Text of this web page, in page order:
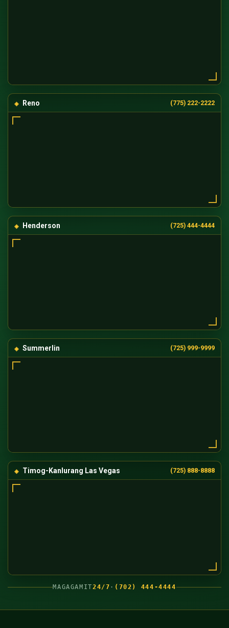
Reno (775) 222-2222
Henderson (725) 444-4444
Summerlin (725) 999-9999
Timog-Kanlurang Las Vegas (725) 888-8888
MAGAGAMIT24/7 · (702) 444-4444